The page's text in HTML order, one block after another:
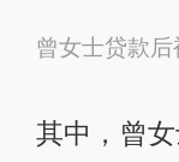
曾女士贷款后
其中，曾